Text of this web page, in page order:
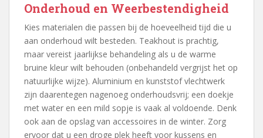
Onderhoud en Weerbestendigheid
Kies materialen die passen bij de hoeveelheid tijd die u
aan onderhoud wilt besteden. Teakhout is prachtig,
maar vereist jaarlijkse behandeling als u de warme
bruine kleur wilt behouden (onbehandeld vergrijst het op
natuurlijke wijze). Aluminium en kunststof vlechtwerk
zijn daarentegen nagenoeg onderhoudsvrij; een doekje
met water en een mild sopje is vaak al voldoende. Denk
ook aan de opslag van accessoires in de winter. Zorg
ervoor dat u een droge plek heeft voor kussens en